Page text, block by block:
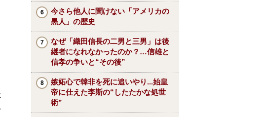
今さら他人に聞けない「アメリカの
黒人」の歴史
なぜ「織田信長の二男と三男」は後
継者になれなかったのか？…信雄と
信孝の争いと“その後”
嫉妬心で韓非を死に追いやり...始皇
帝に仕えた李斯の“したたかな処世
術”